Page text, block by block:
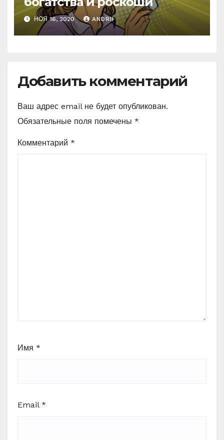
НОЯ 16, 2020 ANDRII
Добавить комментарий
Ваш адрес email не будет опубликован.
Обязательные поля помечены *
Комментарий *
Имя *
Email *